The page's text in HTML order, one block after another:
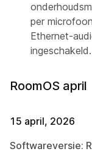
per
Ethernet-
ingeschakeld.
RoomOS april
15 april, 2026
Softwareversie: